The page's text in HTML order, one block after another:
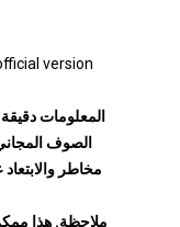
version
الصوف
مخاطر
ملاحظة. هذا